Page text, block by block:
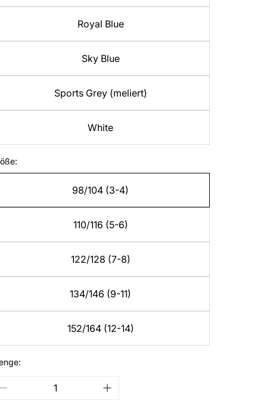
Royal Blue
Sky Blue
Sports Grey (meliert)
White
98/104 (3-4)
110/116 (5-6)
122/128 (7-8)
134/146 (9-11)
152/164 (12-14)